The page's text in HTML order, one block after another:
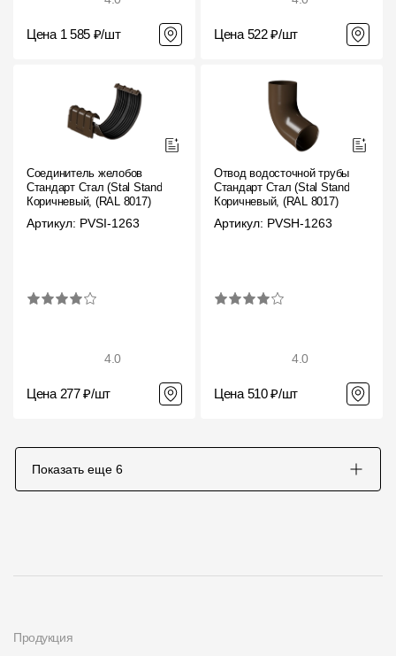
Цена 1 585 ₽/шт Цена 522 ₽/шт
Соединитель желобов
Стандарт Стал (Stal Standard)
Коричневый, (RAL 8017)
Артикул: PVSI-1263
4.0
Цена 277 ₽/шт
Отвод водосточной трубы
Стандарт Стал (Stal Standard)
Коричневый, (RAL 8017)
Артикул: PVSH-1263
4.0
Цена 510 ₽/шт
Показать еще 6
Продукция